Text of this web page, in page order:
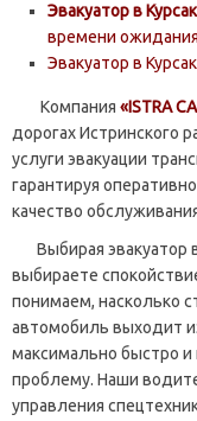
Эвакуатор в
времени
Эвакуатор в
Компания «ISTRA
дорогах Истринского
услуги эвакуации
гарантируя
качество
Выбирая эвакуатор в
выбираете
понимаем, насколько
автомобиль выходит
максимально быстро
проблему. Наши
управления